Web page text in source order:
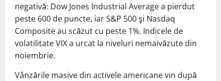
negativă: Dow Jones Industrial Average a pierdut
peste 600 de puncte, iar S&P 500 şi Nasdaq
Composite au scăzut cu peste 1%. Indicele de
volatilitate VIX a urcat la niveluri nemaivăzute din
noiembrie.
Vânzările masive din activele americane vin după